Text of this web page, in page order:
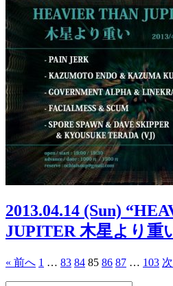
2013.04.14 (Sun)
JUPITER 木星より重
« 前へ 1 … 83 84 85 86 87 … 103